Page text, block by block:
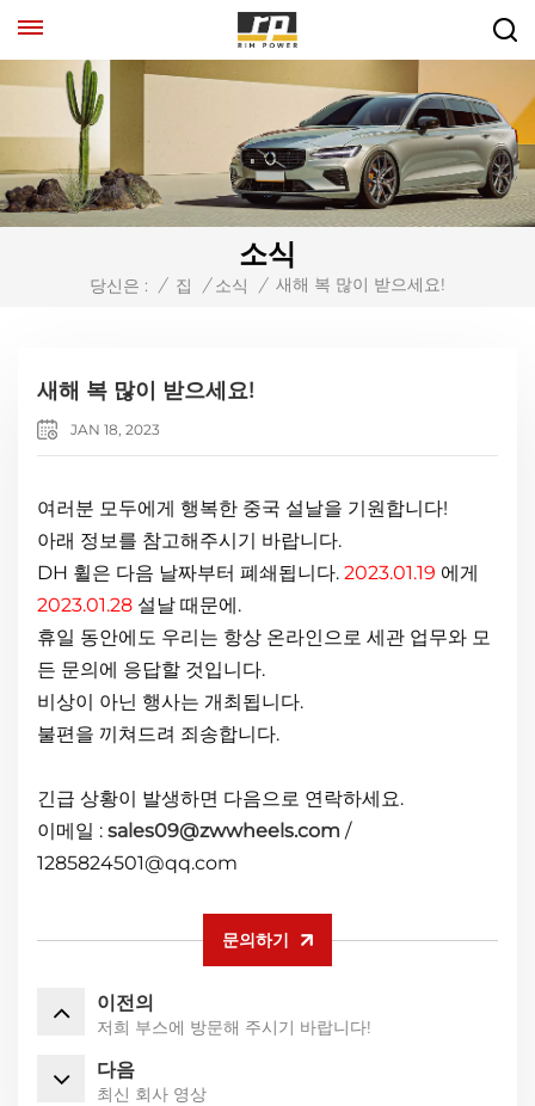
소식
당신은 : / 집 / 소식 / 새해 복 많이 받으세요!
새해 복 많이 받으세요!
JAN 18, 2023
여러분 모두에게 행복한 중국 설날을 기원합니다!
아래 정보를 참고해주시기 바랍니다.
DH 휠은 다음 날짜부터 폐쇄됩니다. 2023.01.19 에게
2023.01.28 설날 때문에.
휴일 동안에도 우리는 항상 온라인으로 세관 업무와 모
든 문의에 응답할 것입니다.
비상이 아닌 행사는 개최됩니다.
불편을 끼쳐드려 죄송합니다.
긴급 상황이 발생하면 다음으로 연락하세요.
이메일 : sales09@zwwheels.com /
1285824501@qq.com
문의하기
이전의
저희 부스에 방문해 주시기 바랍니다!
다음
최신 회사 영상